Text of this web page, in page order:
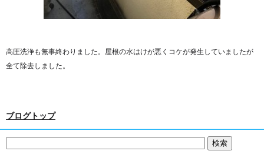
高圧洗浄も無事終わりました。屋根の水はけが悪くコケが発生していましたが
全て除去しました。
ブログトップ